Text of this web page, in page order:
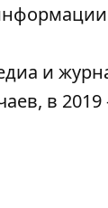
и
в 2019